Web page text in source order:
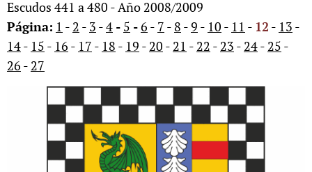
Escudos 441 a 480 - Año 2008/2009
Página: 1 - 2 - 3 -4 - 5 -6 - 7 - 8 -9 - 10 - 11 - 12 - 13 -
14- 15 - 16 - 17 - 18 - 19 - 20 - 21 - 22 - 23 - 24- 25 -
26 - 27